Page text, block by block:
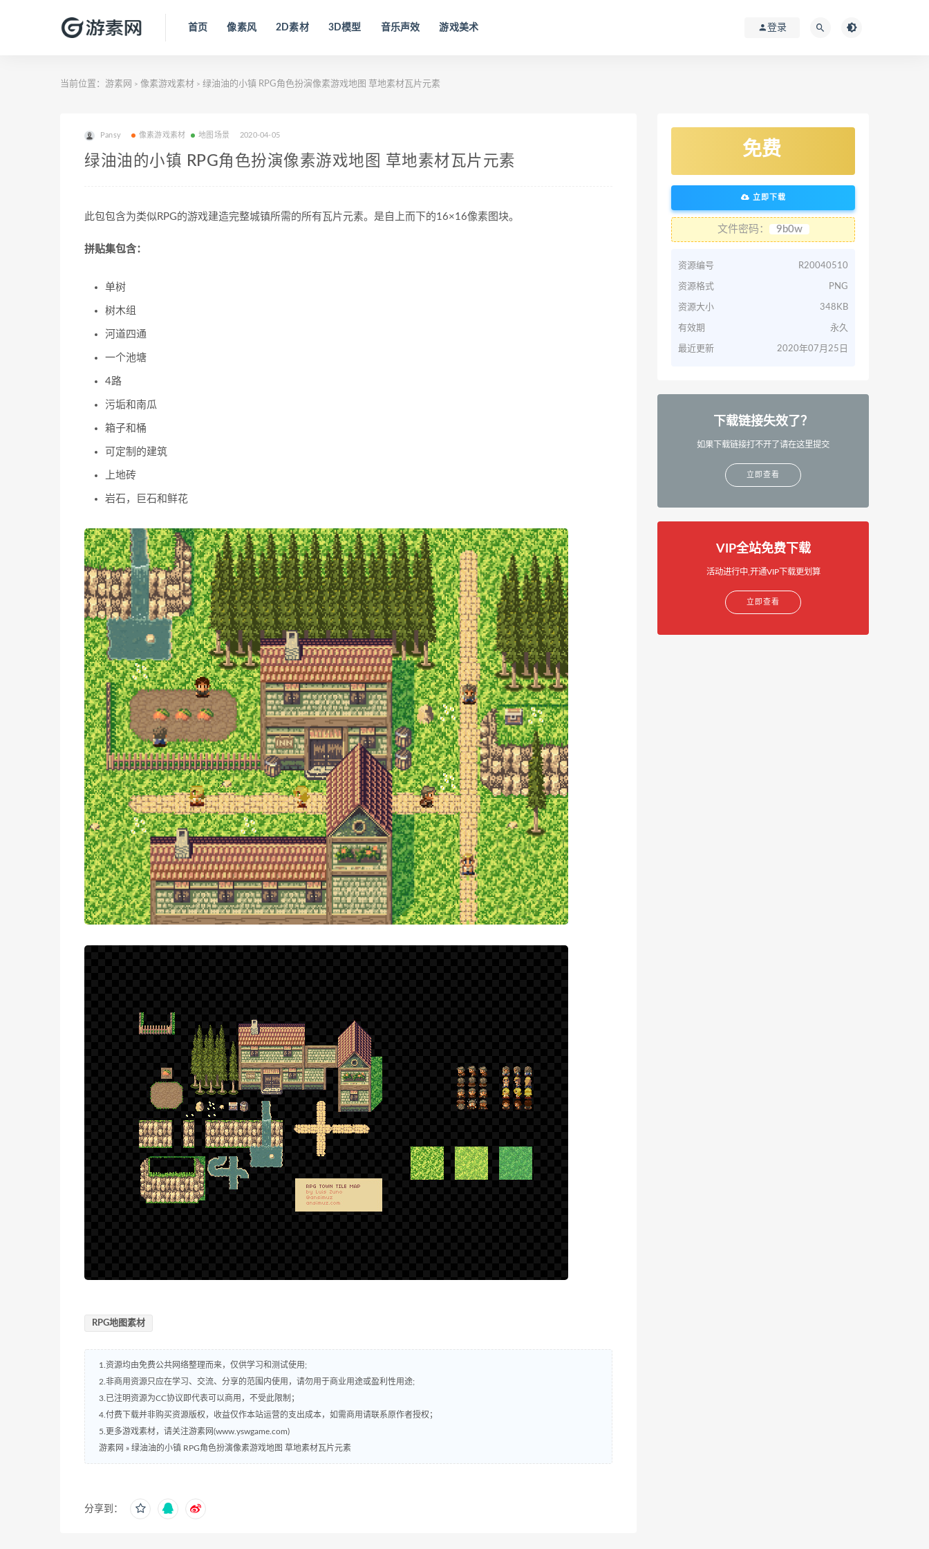
首页 像素风 2D素材 3D模型 音乐声效 游戏美术 登录
当前位置： 游素网 > 像素游戏素材 > 绿油油的小镇 RPG角色扮演像素游戏地图 草地素材瓦片元素
Pansy 像素游戏素材 地图场景 2020-04-05
绿油油的小镇 RPG角色扮演像素游戏地图 草地素材瓦片元素
此包包含为类似RPG的游戏建造完整城镇所需的所有瓦片元素。是自上而下的16×16像素图块。
拼贴集包含：
单树
树木组
河道四通
一个池塘
4路
污垢和南瓜
箱子和桶
可定制的建筑
上地砖
岩石，巨石和鲜花
RPG地图素材
1.资源均由免费公共网络整理而来，仅供学习和测试使用;
2.非商用资源只应在学习、交流、分享的范围内使用，请勿用于商业用途或盈利性用途;
3.已注明资源为CC协议即代表可以商用，不受此限制；
4.付费下载并非购买资源版权，收益仅作本站运营的支出成本，如需商用请联系原作者授权；
5.更多游戏素材，请关注游素网(www.yswgame.com)
游素网 » 绿油油的小镇 RPG角色扮演像素游戏地图 草地素材瓦片元素
分享到：
免费
立即下载
文件密码： 9b0w
资源编号 R20040510
资源格式 PNG
资源大小 348KB
有效期 永久
最近更新 2020年07月25日
下载链接失效了？
如果下载链接打不开了请在这里提交
立即查看
VIP全站免费下载
活动进行中,开通VIP下载更划算
立即查看